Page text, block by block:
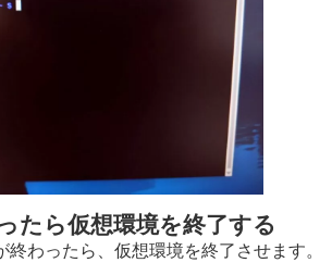
たら仮想環境を終了する
終わったら、仮想環境を終了させます。